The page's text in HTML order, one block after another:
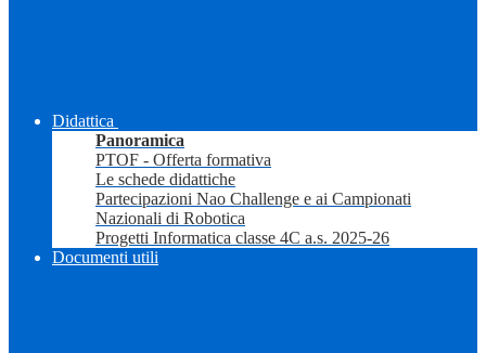
Didattica
Panoramica
PTOF - Offerta formativa
Le schede didattiche
Partecipazioni Nao Challenge e ai Campionati
Nazionali di Robotica
Progetti Informatica classe 4C a.s. 2025-26
Documenti utili